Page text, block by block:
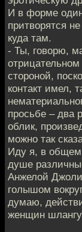
И в форме
притворятся
куда там.
- Ты, говорю,
стороной,
контакт имел,
просьбе – два
облик,
можно так
Иду я, в
душе
Анжелой
голышом
думаю,
женщин шлангу